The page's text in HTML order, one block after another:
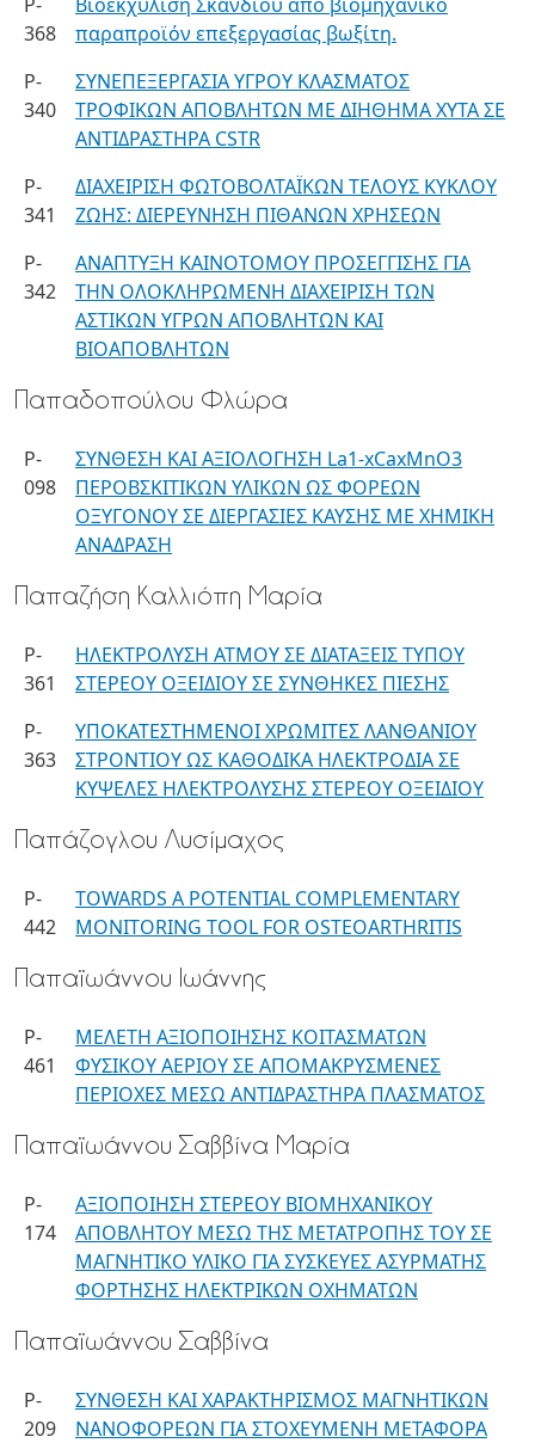
368
παραπροϊόν επεξεργασίας βωξίτη.
P-
340
ΣΥΝΕΠΕΞΕΡΓΑΣΙΑ ΥΓΡΟΥ ΚΛΑΣΜΑΤΟΣ
ΤΡΟΦΙΚΩΝ ΑΠΟΒΛΗΤΩΝ ΜΕ ΔΙΗΘΗΜΑ ΧΥΤΑ ΣΕ
ΑΝΤΙΔΡΑΣΤΗΡΑ CSTR
P-
341
ΔΙΑΧΕΙΡΙΣΗ ΦΩΤΟΒΟΛΤΑΪΚΩΝ ΤΕΛΟΥΣ ΚΥΚΛΟΥ
ΖΩΗΣ: ΔΙΕΡΕΥΝΗΣΗ ΠΙΘΑΝΩΝ ΧΡΗΣΕΩΝ
P-
342
ΑΝΑΠΤΥΞΗ ΚΑΙΝΟΤΟΜΟΥ ΠΡΟΣΕΓΓΙΣΗΣ ΓΙΑ
ΤΗΝ ΟΛΟΚΛΗΡΩΜΕΝΗ ΔΙΑΧΕΙΡΙΣΗ ΤΩΝ
ΑΣΤΙΚΩΝ ΥΓΡΩΝ ΑΠΟΒΛΗΤΩΝ ΚΑΙ
ΒΙΟΑΠΟΒΛΗΤΩΝ
Παπαδοπούλου Φλώρα
P-
098
ΣΥΝΘΕΣΗ ΚΑΙ ΑΞΙΟΛΟΓΗΣΗ La1-xCaxMnO3
ΠΕΡΟΒΣΚΙΤΙΚΩΝ ΥΛΙΚΩΝ ΩΣ ΦΟΡΕΩΝ
ΟΞΥΓΟΝΟΥ ΣΕ ΔΙΕΡΓΑΣΙΕΣ ΚΑΥΣΗΣ ΜΕ ΧΗΜΙΚΗ
ΑΝΑΔΡΑΣΗ
Παπαζήση Καλλιόπη Μαρία
P-
361
ΗΛΕΚΤΡΟΛΥΣΗ ΑΤΜΟΥ ΣΕ ΔΙΑΤΑΞΕΙΣ ΤΥΠΟΥ
ΣΤΕΡΕΟΥ ΟΞΕΙΔΙΟΥ ΣΕ ΣΥΝΘΗΚΕΣ ΠΙΕΣΗΣ
P-
363
ΥΠΟΚΑΤΕΣΤΗΜΕΝΟΙ ΧΡΩΜΙΤΕΣ ΛΑΝΘΑΝΙΟΥ
ΣΤΡΟΝΤΙΟΥ ΩΣ ΚΑΘΟΔΙΚΑ ΗΛΕΚΤΡΟΔΙΑ ΣΕ
ΚΥΨΕΛΕΣ ΗΛΕΚΤΡΟΛΥΣΗΣ ΣΤΕΡΕΟΥ ΟΞΕΙΔΙΟΥ
Παπάζογλου Λυσίμαχος
P-
442
TOWARDS A POTENTIAL COMPLEMENTARY
MONITORING TOOL FOR OSTEOARTHRITIS
Παπαϊωάννου Ιωάννης
P-
461
ΜΕΛΕΤΗ ΑΞΙΟΠΟΙΗΣΗΣ ΚΟΙΤΑΣΜΑΤΩΝ
ΦΥΣΙΚΟΥ ΑΕΡΙΟΥ ΣΕ ΑΠΟΜΑΚΡΥΣΜΕΝΕΣ
ΠΕΡΙΟΧΕΣ ΜΕΣΩ ΑΝΤΙΔΡΑΣΤΗΡΑ ΠΛΑΣΜΑΤΟΣ
Παπαϊωάννου Σαββίνα Μαρία
P-
174
ΑΞΙΟΠΟΙΗΣΗ ΣΤΕΡΕΟΥ ΒΙΟΜΗΧΑΝΙΚΟΥ
ΑΠΟΒΛΗΤΟΥ ΜΕΣΩ ΤΗΣ ΜΕΤΑΤΡΟΠΗΣ ΤΟΥ ΣΕ
ΜΑΓΝΗΤΙΚΟ ΥΛΙΚΟ ΓΙΑ ΣΥΣΚΕΥΕΣ ΑΣΥΡΜΑΤΗΣ
ΦΟΡΤΗΣΗΣ ΗΛΕΚΤΡΙΚΩΝ ΟΧΗΜΑΤΩΝ
Παπαϊωάννου Σαββίνα
P-
209
ΣΥΝΘΕΣΗ ΚΑΙ ΧΑΡΑΚΤΗΡΙΣΜΟΣ ΜΑΓΝΗΤΙΚΩΝ
ΝΑΝΟΦΟΡΕΩΝ ΓΙΑ ΣΤΟΧΕΥΜΕΝΗ ΜΕΤΑΦΟΡΑ